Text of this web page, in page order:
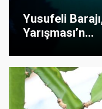
Yusufeli
Yarışması’n...